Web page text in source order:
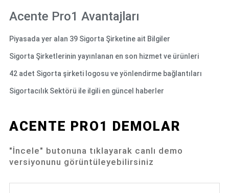
Acente Pro1 Avantajları
Piyasada yer alan 39 Sigorta Şirketine ait Bilgiler
Sigorta Şirketlerinin yayınlanan en son hizmet ve ürünleri
42 adet Sigorta şirketi logosu ve yönlendirme bağlantıları
Sigortacılık Sektörü ile ilgili en güncel haberler
ACENTE PRO1 DEMOLAR
"İncele" butonuna tıklayarak canlı demo
versiyonunu görüntüleyebilirsiniz